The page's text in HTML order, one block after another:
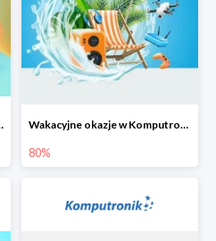
wyprzedaż! Wakacyjne okazje w Komputronik do -80%
80%